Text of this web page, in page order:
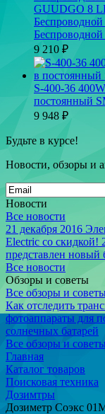
GUUDGO 8
9 210 ₽
S-400-36
постоянный
9 948 ₽
Будьте в курсе!
Новости, обзоры и
Новости
Все новости
21 декабря 2016
Electric со скидкой!
представлен новый
Все новости
Обзоры и советы
Все обзоры и
Как отследить
фотоаппараты для
солнечных батарей
Все обзоры и
Главная
Каталог товаров
Поисковая техника
Дозимтры
Дозиметр Соэкс